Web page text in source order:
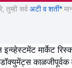
तुम्ही सर्व अटी व शर्ती*
इन्व्हेस्टमेंट मार्केट
काळजीपूर्वक